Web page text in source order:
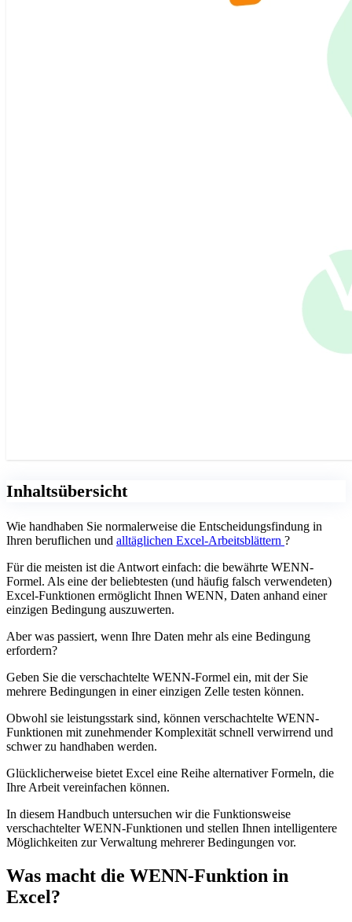
Inhaltsübersicht
Wie handhaben Sie normalerweise die Entscheidungsfindung in
Ihren beruflichen und alltäglichen Excel-Arbeitsblättern ?
Für die meisten ist die Antwort einfach: die bewährte WENN-
Formel. Als eine der beliebtesten (und häufig falsch verwendeten)
Excel-Funktionen ermöglicht Ihnen WENN, Daten anhand einer
einzigen Bedingung auszuwerten.
Aber was passiert, wenn Ihre Daten mehr als eine Bedingung
erfordern?
Geben Sie die verschachtelte WENN-Formel ein, mit der Sie
mehrere Bedingungen in einer einzigen Zelle testen können.
Obwohl sie leistungsstark sind, können verschachtelte WENN-
Funktionen mit zunehmender Komplexität schnell verwirrend und
schwer zu handhaben werden.
Glücklicherweise bietet Excel eine Reihe alternativer Formeln, die
Ihre Arbeit vereinfachen können.
In diesem Handbuch untersuchen wir die Funktionsweise
verschachtelter WENN-Funktionen und stellen Ihnen intelligentere
Möglichkeiten zur Verwaltung mehrerer Bedingungen vor.
Was macht die WENN-Funktion in
Excel?